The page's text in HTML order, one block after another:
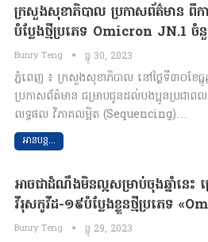
ក្រសួងសុខាភិបាល ប្រកាសព័ត៌មាន ពី
បំប្លែងថ្មីប្រភេទ Omicron JN.1
Bunry Teng ធ្នូ 30, 2023
ភ្នំពេញ ៖ ក្រសួងសុខាភិបាល នៅថ្ងៃទី៣០ខែធ្
ប្រកាសព័ត៌មាន ជម្រាបជូនដល់បងប្អូនប្រជាពលរ
លទ្ធផល វិភាគលម្អិត (Sequencing)…
អានបន្ត...
អាចជាដំណឹងមិនល្អសម្រាប់ចុងឆ្នាំនេះ
វីរុសកូវីដ-១៩បំប្លែងខ្លួនថ្មីប្រភេទ
Bunry Teng ធ្នូ 29, 2023